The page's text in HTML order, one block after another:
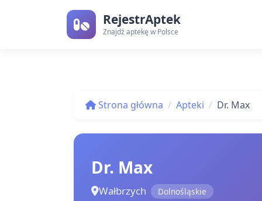
RejestrAptek
Znajdź aptekę w Polsce
Strona główna Apteki Dr. Max
Dr. Max
Wałbrzych Dolnośląskie